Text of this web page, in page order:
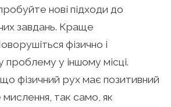
нові підходи до
завдань. Краще
фізично і
проблему у іншому місці.
фізичний рух має позитивний
так само, як